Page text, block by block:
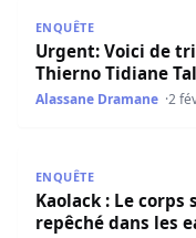
ENQUÊTE
Urgent: Voici de
Thierno Tidiane
Alassane Dramane 2
ENQUÊTE
Kaolack : Le corps
repêché dans les